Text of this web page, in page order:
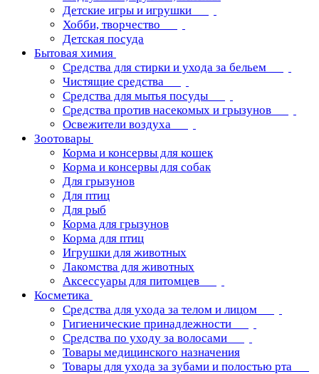
Детские игры и игрушки
Хобби, творчество
Детская посуда
Бытовая химия
Средства для стирки и ухода за бельем
Чистящие средства
Средства для мытья посуды
Средства против насекомых и грызунов
Освежители воздуха
Зоотовары
Корма и консервы для кошек
Корма и консервы для собак
Для грызунов
Для птиц
Для рыб
Корма для грызунов
Корма для птиц
Игрушки для животных
Лакомства для животных
Аксессуары для питомцев
Косметика
Средства для ухода за телом и лицом
Гигиенические принадлежности
Средства по уходу за волосами
Товары медицинского назначения
Товары для ухода за зубами и полостью рта